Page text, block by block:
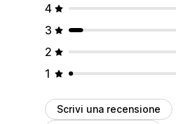
4
3
2
1
Scrivi una recensione